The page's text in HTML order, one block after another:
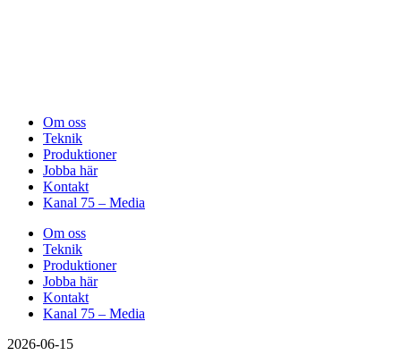
Om oss
Teknik
Produktioner
Jobba här
Kontakt
Kanal 75 – Media
Om oss
Teknik
Produktioner
Jobba här
Kontakt
Kanal 75 – Media
2026-06-15